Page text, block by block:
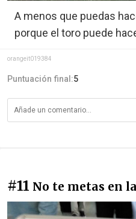
A menos que puedas
porque el toro puede
orangeit019384
Puntuación final:5
#11 No te metas en